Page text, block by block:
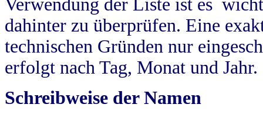
Verwendung der Liste ist es
dahinter zu überprüfen. Eine
technischen Gründen nur
erfolgt nach Tag, Monat und Jahr.
Schreibweise der Namen